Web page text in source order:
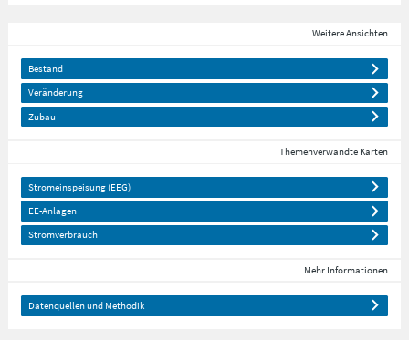
Weitere Ansichten
Bestand
Veränderung
Zubau
Themenverwandte Karten
Stromeinspeisung (EEG)
EE-Anlagen
Stromverbrauch
Mehr Informationen
Datenquellen und Methodik